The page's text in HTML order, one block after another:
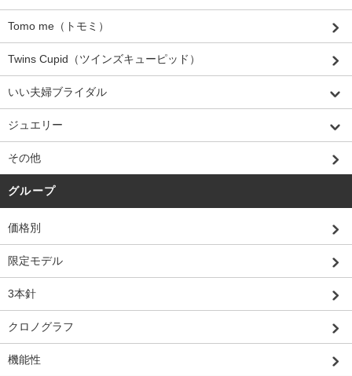
Tomo me（トモミ）
Twins Cupid（ツインズキューピッド）
いい夫婦ブライダル
ジュエリー
その他
グループ
価格別
限定モデル
3本針
クロノグラフ
機能性